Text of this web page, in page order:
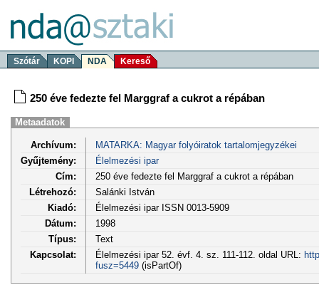
Szótár KOPI NDA Kereső
250 éve fedezte fel Marggraf a cukrot a répában
Metaadatok
Archívum:
MATARKA: Magyar folyóiratok tartalomjegyzékei
Gyűjtemény:
Élelmezési ipar
Cím:
250 éve fedezte fel Marggraf a cukrot a répában
Létrehozó:
Salánki István
Kiadó:
Élelmezési ipar ISSN 0013-5909
Dátum:
1998
Típus:
Text
Kapcsolat:
Élelmezési ipar 52. évf. 4. sz. 111-112. oldal URL:
fusz=5449(isPartOf)